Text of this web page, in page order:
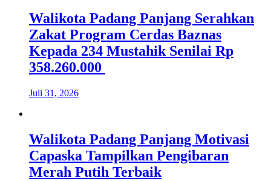
Walikota Padang Panjang Serahkan
Zakat Program Cerdas Baznas
Kepada 234 Mustahik Senilai Rp
358.260.000
Juli 31, 2026
Walikota Padang Panjang Motivasi
Capaska Tampilkan Pengibaran
Merah Putih Terbaik